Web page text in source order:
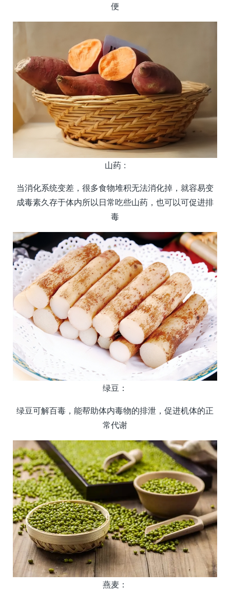
便
山药 :
当消化系统变差，很多食物堆积无法消化掉，就容易变
成毒素久存于体内所以日常吃些山药，也可以可促进排
毒
绿豆：
绿豆可解百毒，能帮助体内毒物的排泄，促进机体的正
常代谢
燕麦：